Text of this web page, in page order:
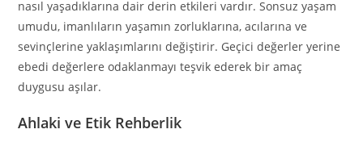
nasıl yaşadıklarına dair derin etkileri vardır. Sonsuz yaşam
umudu, imanlıların yaşamın zorluklarına, acılarına ve
sevinçlerine yaklaşımlarını değiştirir. Geçici değerler yerine
ebedi değerlere odaklanmayı teşvik ederek bir amaç
duygusu aşılar.
Ahlaki ve Etik Rehberlik